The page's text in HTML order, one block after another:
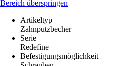
Bereich überspringen
Artikeltyp
Zahnputzbecher
Serie
Redefine
Befestigungsmöglichkeit